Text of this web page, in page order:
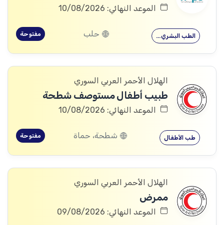
الموعد النهائي: 10/08/2026
الطب البشري… حلب مفتوحة
الهلال الأحمر العربي السوري
طبيب أطفال مستوصف شطحة
الموعد النهائي: 10/08/2026
طب الأطفال شطحة، حماة مفتوحة
الهلال الأحمر العربي السوري
ممرض
الموعد النهائي: 09/08/2026